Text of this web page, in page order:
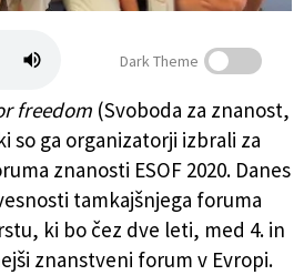
Dark Theme
freedom (Svoboda za znanost,
so ga organizatorji izbrali za
znanosti ESOF 2020. Danes
tamkajšnjega foruma
ki bo čez dve leti, med 4. in
znanstveni forum v Evropi.